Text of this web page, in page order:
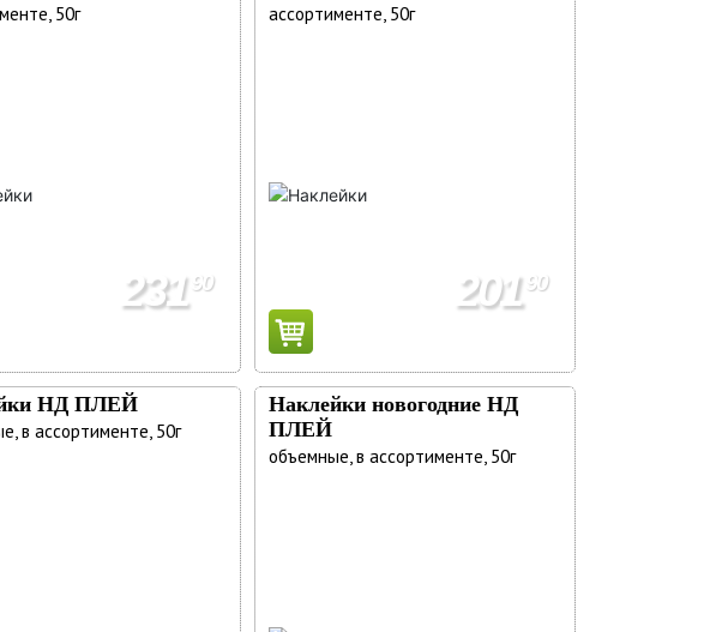
50г
231 90
ассортименте, 50г
201 90
НД ПЛЕЙ
в ассортименте, 50г
Наклейки новогодние НД
ПЛЕЙ
объемные, в ассортименте, 50г